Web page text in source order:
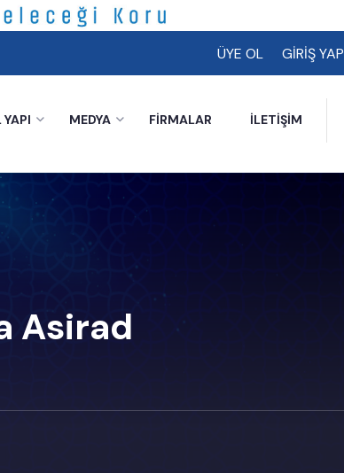
ÜYE OL GİRİŞ YAP
YAPI MEDYA FİRMALAR İLETİŞİM
Asirad